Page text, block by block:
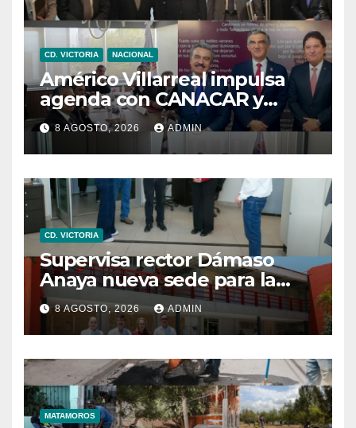
CD. VICTORIA NACIONAL
Américo Villarreal impulsa
agenda con CANACAR y
CONCAMIN para fortalecer la
competitividad de
Tamaulipas
8 AGOSTO, 2026 ADMIN
CD. VICTORIA
Supervisa rector Dámaso
Anaya nueva sede para la
Facultad de Arquitectura de
la UAT en Ciudad Victoria
8 AGOSTO, 2026 ADMIN
MATAMOROS